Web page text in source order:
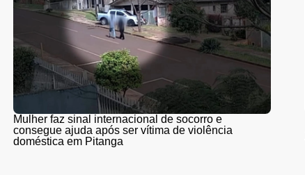
Mulher faz sinal internacional de socorro e
consegue ajuda após ser vítima de violência
doméstica em Pitanga